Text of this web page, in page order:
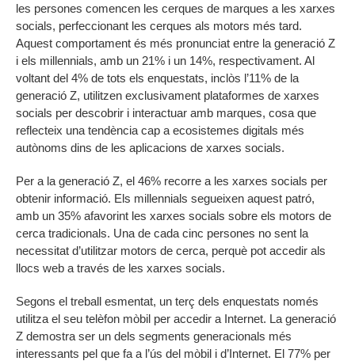
les persones comencen les cerques de marques a les xarxes
socials, perfeccionant les cerques als motors més tard.
Aquest comportament és més pronunciat entre la generació Z
i els millennials, amb un 21% i un 14%, respectivament. Al
voltant del 4% de tots els enquestats, inclòs l’11% de la
generació Z, utilitzen exclusivament plataformes de xarxes
socials per descobrir i interactuar amb marques, cosa que
reflecteix una tendència cap a ecosistemes digitals més
autònoms dins de les aplicacions de xarxes socials.
Per a la generació Z, el 46% recorre a les xarxes socials per
obtenir informació. Els millennials segueixen aquest patró,
amb un 35% afavorint les xarxes socials sobre els motors de
cerca tradicionals. Una de cada cinc persones no sent la
necessitat d’utilitzar motors de cerca, perquè pot accedir als
llocs web a través de les xarxes socials.
Segons el treball esmentat, un terç dels enquestats només
utilitza el seu telèfon mòbil per accedir a Internet. La generació
Z demostra ser un dels segments generacionals més
interessants pel que fa a l’ús del mòbil i d’Internet. El 77% per